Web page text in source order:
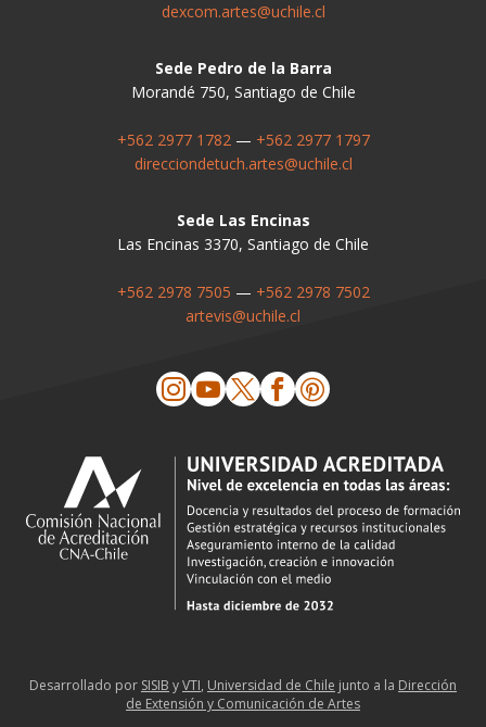
dexcom.artes@uchile.cl
Sede Pedro de la Barra
Morandé 750, Santiago de Chile
+562 2977 1782— +562 2977 1797
direcciondetuch.artes@uchile.cl
Sede Las Encinas
Las Encinas 3370, Santiago de Chile
+562 2978 7505 — +562 2978 7502
artevis@uchile.cl
Desarrollado por SISIB yVTI, Universidad de Chile junto a la Dirección
de Extensión y Comunicación de Artes